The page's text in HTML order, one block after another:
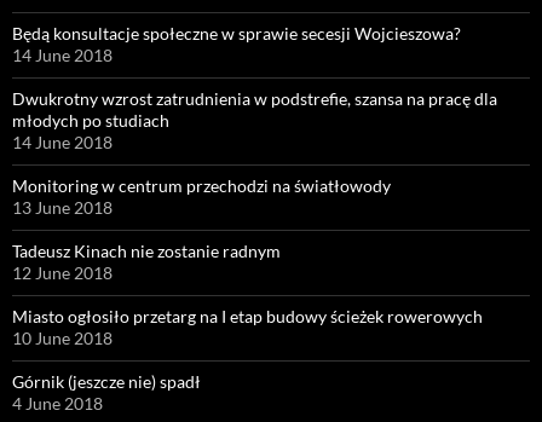
Będą konsultacje społeczne w sprawie secesji Wojcieszowa?
14 June 2018
Dwukrotny wzrost zatrudnienia w podstrefie, szansa na pracę dla
młodych po studiach
14 June 2018
Monitoring w centrum przechodzi na światłowody
13 June 2018
Tadeusz Kinach nie zostanie radnym
12 June 2018
Miasto ogłosiło przetarg na I etap budowy ścieżek rowerowych
10 June 2018
Górnik (jeszcze nie) spadł
4 June 2018